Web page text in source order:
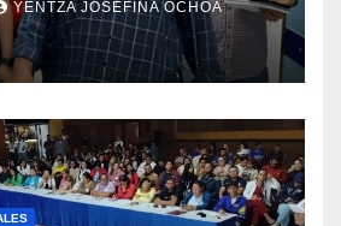
YENTZA JOSEFINA OCHOA